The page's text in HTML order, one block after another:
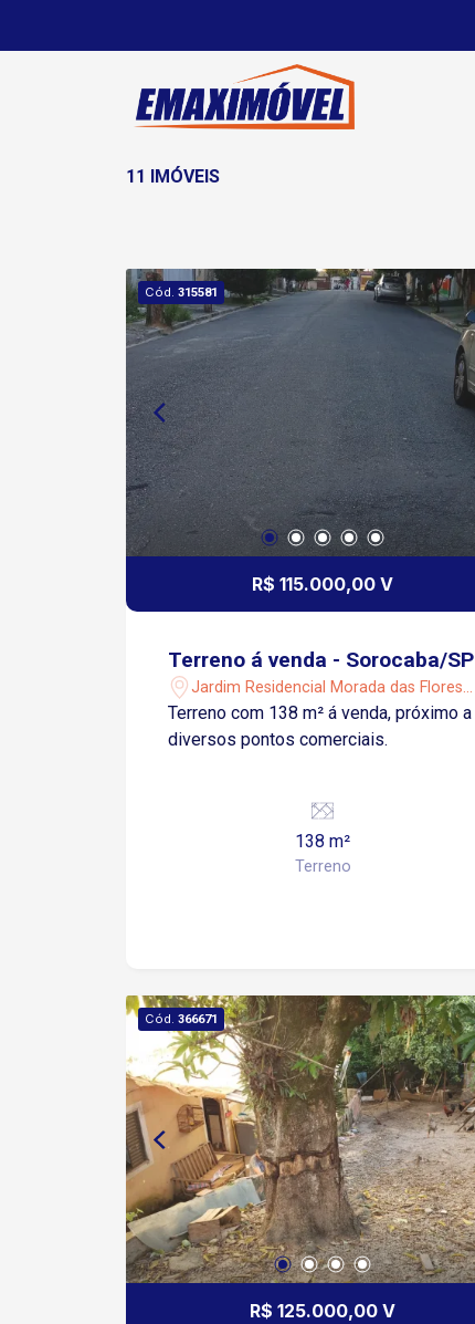
11 IMÓVEIS
Cód. 315581
R$ 115.000,00 V
Terreno á venda - Sorocaba/SP
Jardim Residencial Morada das Flores -
Sorocaba/SP
Terreno com 138 m² á venda, próximo a
diversos pontos comerciais.
138 m²
Terreno
Cód. 366671
R$ 125.000,00 V